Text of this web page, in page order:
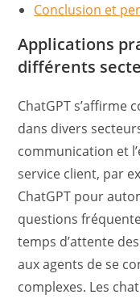
Conclusion et
Applications
différents
ChatGPT s’affirme
dans divers
communication et
service client, par
ChatGPT pour
questions
temps d’attente
aux agents de se
complexes. Les